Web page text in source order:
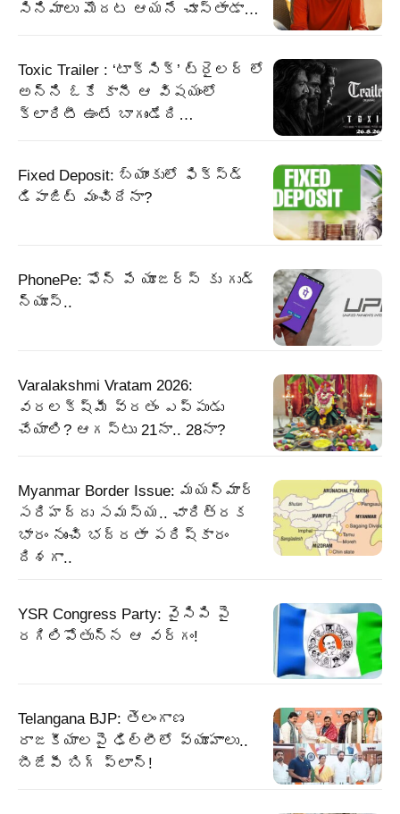
సినిమాలు మొదట ఆయనే చూస్తాడా…
Toxic Trailer : ‘టాక్సిక్’ ట్రైలర్ లో
అన్ని ఓకే కానీ ఆ విషయంలో
క్లారిటీ ఉంటే బాగుండేది…
Fixed Deposit: బ్యాంకులో ఫిక్స్డ్
డిపాజిట్ మంచిదేనా?
PhonePe: ఫోన్ పే యూజర్స్ కు గుడ్
న్యూస్..
Varalakshmi Vratam 2026:
వరలక్ష్మీ వ్రతం ఎప్పుడు
చేయాలి? ఆగస్టు 21నా.. 28నా?
Myanmar Border Issue: మయన్మార్‌
సరిహద్దు సమస్య.. చారిత్రక
భారం నుంచి భద్రతా పరిష్కారం
దిశగా..
YSR Congress Party: వైసిపి పై
రగిలిపోతున్న ఆ వర్గం!
Telangana BJP: తెలంగాణ
రాజకీయాలపై ఢిల్లీలో వ్యూహాలు..
బీజేపీ బిగ్‌ ప్లాన్‌!